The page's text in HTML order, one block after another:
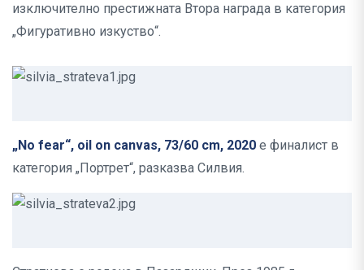
изключително престижната Втора награда в категория
„Фигуративно изкуство“.
„No fear“, oil on canvas, 73/60 cm, 2020 е финалист в
категория „Портрет“, разказва Силвия.